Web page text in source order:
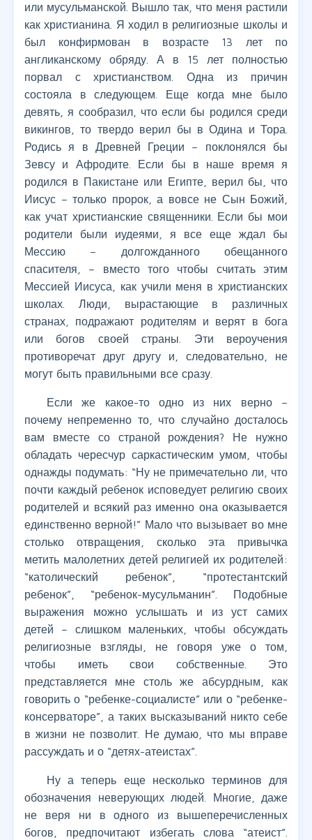
или мусульманской. Вышло так, что меня растили
как христианина. Я ходил в религиозные школы и
был конфирмован в возрасте 13 лет по
англиканскому обряду. А в 15 лет полностью
порвал с христианством. Одна из причин
состояла в следующем. Еще когда мне было
девять, я сообразил, что если бы родился среди
викингов, то твердо верил бы в Одина и Тора.
Родись я в Древней Греции – поклонялся бы
Зевсу и Афродите. Если бы в наше время я
родился в Пакистане или Египте, верил бы, что
Иисус – только пророк, а вовсе не Сын Божий,
как учат христианские священники. Если бы мои
родители были иудеями, я все еще ждал бы
Мессию – долгожданного обещанного
спасителя, – вместо того чтобы считать этим
Мессией Иисуса, как учили меня в христианских
школах. Люди, вырастающие в различных
странах, подражают родителям и верят в бога
или богов своей страны. Эти вероучения
противоречат друг другу и, следовательно, не
могут быть правильными все сразу.
Если же какое-то одно из них верно –
почему непременно то, что случайно досталось
вам вместе со страной рождения? Не нужно
обладать чересчур саркастическим умом, чтобы
однажды подумать: “Ну не примечательно ли, что
почти каждый ребенок исповедует религию своих
родителей и всякий раз именно она оказывается
единственно верной!” Мало что вызывает во мне
столько отвращения, сколько эта привычка
метить малолетних детей религией их родителей:
“католический ребенок”, “протестантский
ребенок”, “ребенок-мусульманин”. Подобные
выражения можно услышать и из уст самих
детей – слишком маленьких, чтобы обсуждать
религиозные взгляды, не говоря уже о том,
чтобы иметь свои собственные. Это
представляется мне столь же абсурдным, как
говорить о “ребенке-социалисте” или о “ребенке-
консерваторе”, а таких высказываний никто себе
в жизни не позволит. Не думаю, что мы вправе
рассуждать и о “детях-атеистах”.
Ну а теперь еще несколько терминов для
обозначения неверующих людей. Многие, даже
не веря ни в одного из вышеперечисленных
богов, предпочитают избегать слова “атеист”.